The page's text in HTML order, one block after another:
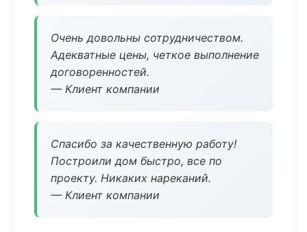
Очень довольны сотрудничеством.
Адекватные цены, четкое выполнение
договоренностей.
— Клиент компании
Спасибо за качественную работу!
Построили дом быстро, все по
проекту. Никаких нареканий.
— Клиент компании